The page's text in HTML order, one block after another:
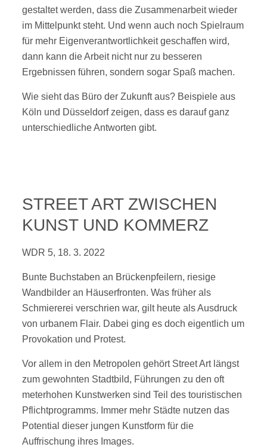
gestaltet werden, dass die Zusammenarbeit wieder
im Mittelpunkt steht. Und wenn auch noch Spielraum
für mehr Eigenverantwortlichkeit geschaffen wird,
dann kann die Arbeit nicht nur zu besseren
Ergebnissen führen, sondern sogar Spaß machen.
Wie sieht das Büro der Zukunft aus? Beispiele aus
Köln und Düsseldorf zeigen, dass es darauf ganz
unterschiedliche Antworten gibt.
STREET ART ZWISCHEN
KUNST UND KOMMERZ
WDR 5, 18. 3. 2022
Bunte Buchstaben an Brückenpfeilern, riesige
Wandbilder an Häuserfronten. Was früher als
Schmiererei verschrien war, gilt heute als Ausdruck
von urbanem Flair. Dabei ging es doch eigentlich um
Provokation und Protest.
Vor allem in den Metropolen gehört Street Art längst
zum gewohnten Stadtbild, Führungen zu den oft
meterhohen Kunstwerken sind Teil des touristischen
Pflichtprogramms. Immer mehr Städte nutzen das
Potential dieser jungen Kunstform für die
Auffrischung ihres Images.